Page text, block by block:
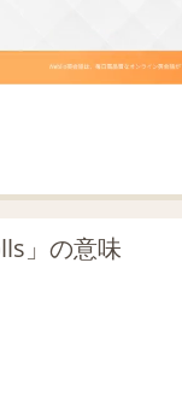
」の意味